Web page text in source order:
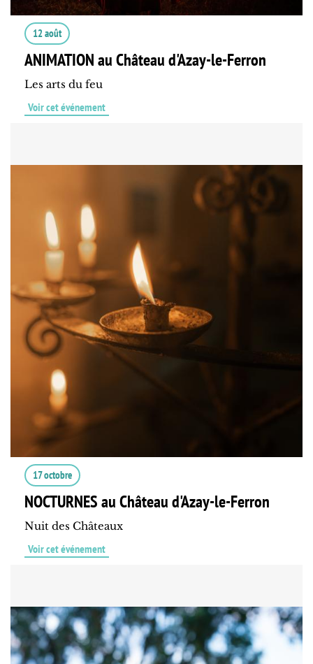
12 août
ANIMATION au Château d'Azay-le-Ferron
Les arts du feu
Voir cet événement
17 octobre
NOCTURNES au Château d'Azay-le-Ferron
Nuit des Châteaux
Voir cet événement